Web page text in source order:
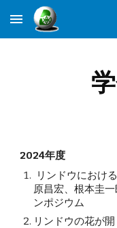
Skip to main content
2024年度
リンドウにおけ
原昌宏、根本圭
ンポジウム
リンドウの花が